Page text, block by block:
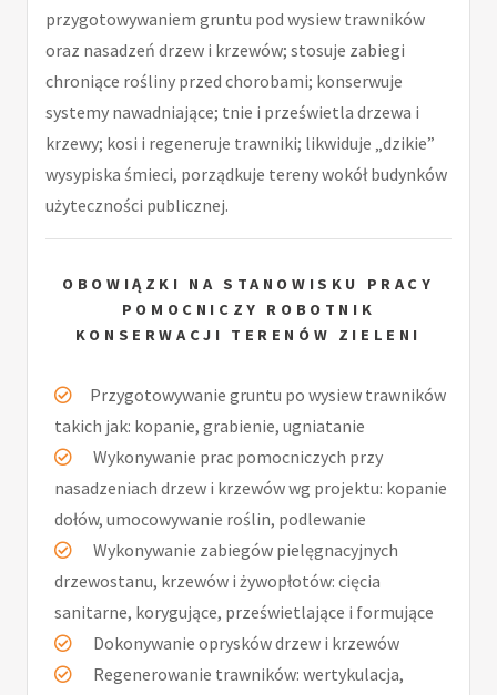
przygotowywaniem gruntu pod wysiew trawników
oraz nasadzeń drzew i krzewów; stosuje zabiegi
chroniące rośliny przed chorobami; konserwuje
systemy nawadniające; tnie i prześwietla drzewa i
krzewy; kosi i regeneruje trawniki; likwiduje „dzikie”
wysypiska śmieci, porządkuje tereny wokół budynków
użyteczności publicznej.
OBOWIĄZKI NA STANOWISKU PRACY
POMOCNICZY ROBOTNIK
KONSERWACJI TERENÓW ZIELENI
Przygotowywanie gruntu po wysiew trawników
takich jak: kopanie, grabienie, ugniatanie
Wykonywanie prac pomocniczych przy
nasadzeniach drzew i krzewów wg projektu: kopanie
dołów, umocowywanie roślin, podlewanie
Wykonywanie zabiegów pielęgnacyjnych
drzewostanu, krzewów i żywopłotów: cięcia
sanitarne, korygujące, prześwietlające i formujące
Dokonywanie oprysków drzew i krzewów
Regenerowanie trawników: wertykulacja,